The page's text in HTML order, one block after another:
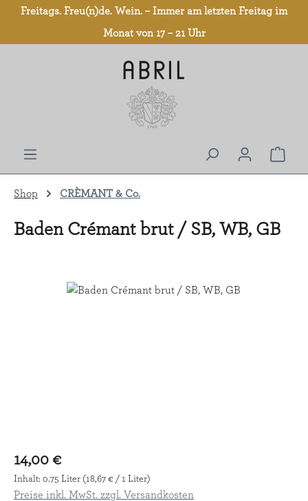
Zum Hauptinhalt springen
Freitags. Freu(n)de. Wein. – Immer am letzten Freitag im
Monat von 17 – 21 Uhr
Shop CRÈMANT & Co.
Baden Crémant brut / SB, WB, GB
Bildergalerie überspringen
14,00 €
Inhalt: 0.75 Liter (18,67 € / 1 Liter)
Preise inkl. MwSt. zzgl. Versandkosten